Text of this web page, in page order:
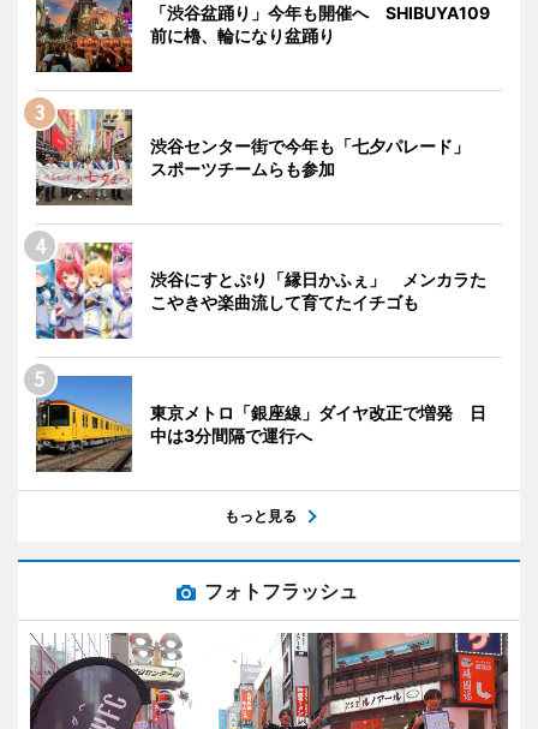
「渋谷盆踊り」今年も開催へ SHIBUYA109
前に櫓、輪になり盆踊り
渋谷センター街で今年も「七夕パレード」
スポーツチームらも参加
渋谷にすとぷり「縁日かふぇ」 メンカラた
こやきや楽曲流して育てたイチゴも
東京メトロ「銀座線」ダイヤ改正で増発 日
中は3分間隔で運行へ
もっと見る
フォトフラッシュ